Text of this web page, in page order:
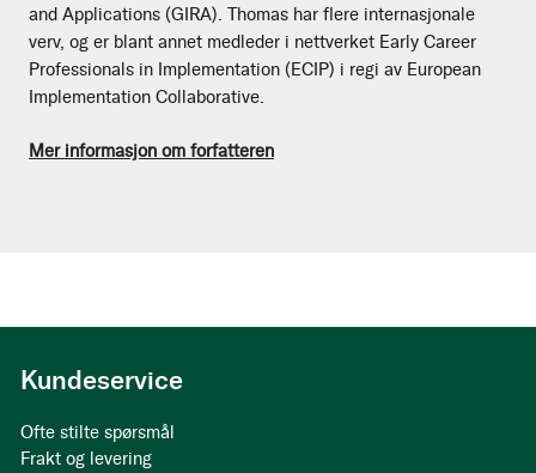
and Applications (GIRA). Thomas har flere internasjonale
verv, og er blant annet medleder i nettverket Early Career
Professionals in Implementation (ECIP) i regi av European
Implementation Collaborative.
Mer informasjon om forfatteren
Kundeservice
Ofte stilte spørsmål
Frakt og levering